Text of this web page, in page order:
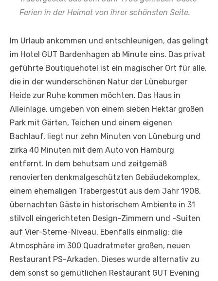
Ferien in der Heimat von ihrer schönsten Seite.
Im Urlaub ankommen und entschleunigen, das gelingt
im Hotel GUT Bardenhagen ab Minute eins. Das privat
geführte Boutiquehotel ist ein magischer Ort für alle,
die in der wunderschönen Natur der Lüneburger
Heide zur Ruhe kommen möchten. Das Haus in
Alleinlage, umgeben von einem sieben Hektar großen
Park mit Gärten, Teichen und einem eigenen
Bachlauf, liegt nur zehn Minuten von Lüneburg und
zirka 40 Minuten mit dem Auto von Hamburg
entfernt. In dem behutsam und zeitgemäß
renovierten denkmalgeschützten Gebäudekomplex,
einem ehemaligen Trabergestüt aus dem Jahr 1908,
übernachten Gäste in historischem Ambiente in 31
stilvoll eingerichteten Design-Zimmern und -Suiten
auf Vier-Sterne-Niveau. Ebenfalls einmalig: die
Atmosphäre im 300 Quadratmeter großen, neuen
Restaurant PS-Arkaden. Dieses wurde alternativ zu
dem sonst so gemütlichen Restaurant GUT Evening